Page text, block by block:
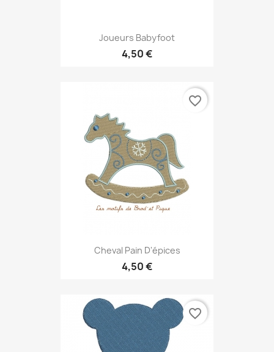
Joueurs Babyfoot
4,50 €
Cheval Pain D'épices
4,50 €
favorite_border
favorite_border